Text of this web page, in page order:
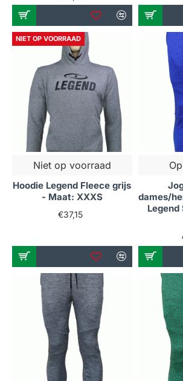
NIET OP VOORRAAD
Niet op voorraad
Hoodie Legend Fleece grijs
- Maat: XXXS
€37,15
dames/